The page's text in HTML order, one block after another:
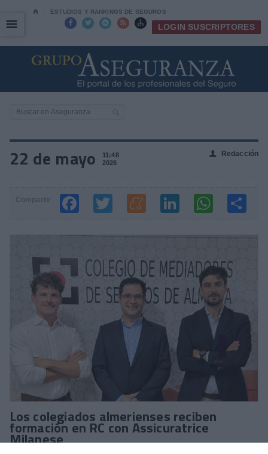
⌂ ESTUDIOS Y RANKINGS DE SEGUROS
     LOGIN SUSCRIPTORES
☰
☰
22 de mayo
11:48
2026
👤 Redacción
Los colegiados almerienses reciben
formación en RC con Assicuratrice
Milanese